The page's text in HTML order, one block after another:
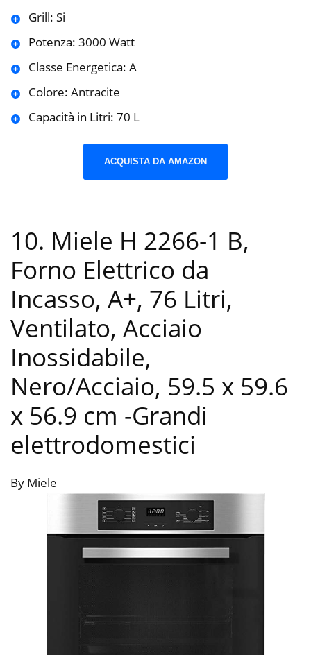
Grill: Si
Potenza: 3000 Watt
Classe Energetica: A
Colore: Antracite
Capacità in Litri: 70 L
ACQUISTA DA AMAZON
10. Miele H 2266-1 B,
Forno Elettrico da
Incasso, A+, 76 Litri,
Ventilato, Acciaio
Inossidabile,
Nero/Acciaio, 59.5 x 59.6
x 56.9 cm -Grandi
elettrodomestici
By Miele